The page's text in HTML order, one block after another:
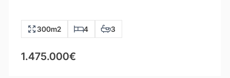
300m2 4 3
1.475.000€